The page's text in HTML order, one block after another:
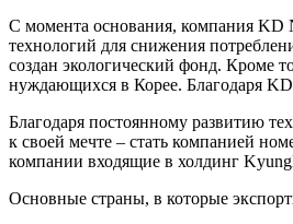
С момента основания, компания KD
технологий для снижения
создан экологический фонд. Кроме
нуждающихся в Корее. Благодаря
Благодаря постоянному развитию
к своей мечте – стать компанией
компании входящие в холдинг
Основные страны, в которые